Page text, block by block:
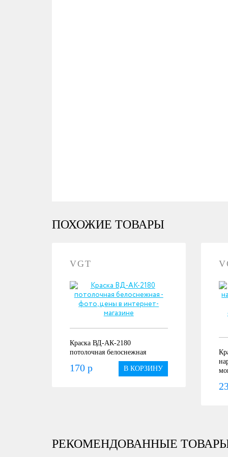
ПОХОЖИЕ ТОВАРЫ
VGT
Краска ВД-АК-2180
потолочная белоснежная
В КОРЗИНУ
170 р
РЕКОМЕНДОВАННЫЕ